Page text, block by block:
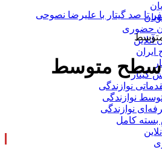
حضوری
آنلاین
ایران
گیتار
نوازندگی
نوازندگی
نوازندگی
کامل
صد گیتار با علیرضا نصوحی
سطح متوسط